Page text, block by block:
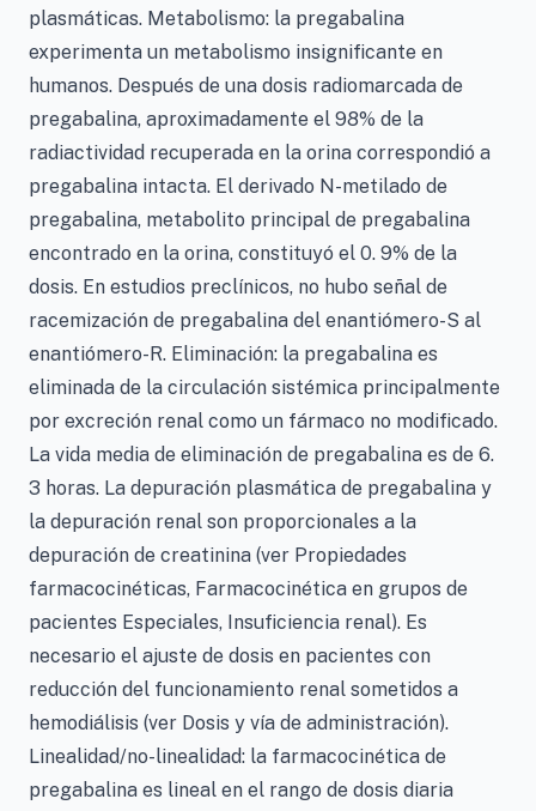
plasmáticas. Metabolismo: la pregabalina
experimenta un metabolismo insignificante en
humanos. Después de una dosis radiomarcada de
pregabalina, aproximadamente el 98% de la
radiactividad recuperada en la orina correspondió a
pregabalina intacta. El derivado N-metilado de
pregabalina, metabolito principal de pregabalina
encontrado en la orina, constituyó el 0. 9% de la
dosis. En estudios preclínicos, no hubo señal de
racemización de pregabalina del enantiómero-S al
enantiómero-R. Eliminación: la pregabalina es
eliminada de la circulación sistémica principalmente
por excreción renal como un fármaco no modificado.
La vida media de eliminación de pregabalina es de 6.
3 horas. La depuración plasmática de pregabalina y
la depuración renal son proporcionales a la
depuración de creatinina (ver Propiedades
farmacocinéticas, Farmacocinética en grupos de
pacientes Especiales, Insuficiencia renal). Es
necesario el ajuste de dosis en pacientes con
reducción del funcionamiento renal sometidos a
hemodiálisis (ver Dosis y vía de administración).
Linealidad/no-linealidad: la farmacocinética de
pregabalina es lineal en el rango de dosis diaria